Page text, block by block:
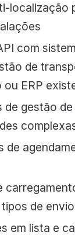
localização
com
de
ERP
de gestão
de
de envio
em lista e